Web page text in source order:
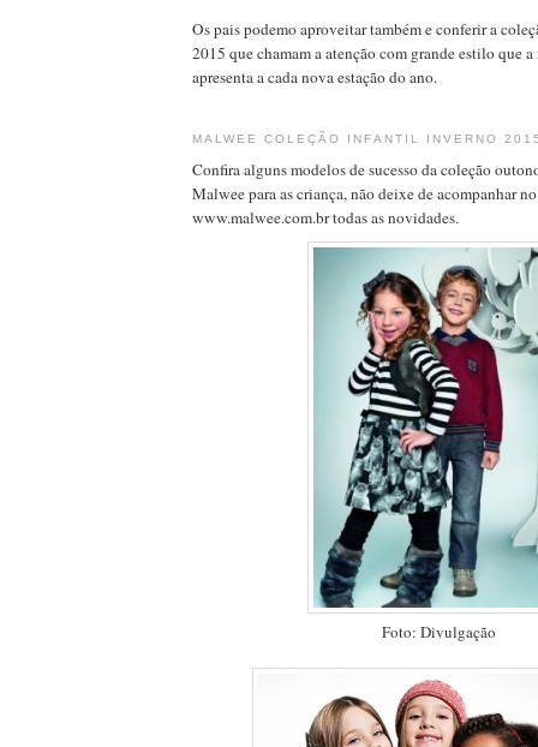
Os pais podemo aproveitar também e conferir a
2015 que chamam a atenção com grande estilo que a
apresenta a cada nova estação do ano.
MALWEE COLEÇÃO INFANTIL INVERNO
Confira alguns modelos de sucesso da coleção
Malwee para as criança, não deixe de acompanhar
www.malwee.com.br todas as novidades.
Foto: Divulgação